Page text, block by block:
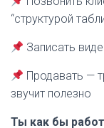
“структурой
Записать
Продавать —
звучит полезно
Ты как бы